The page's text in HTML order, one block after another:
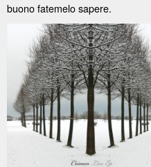
buono fatemelo sapere.